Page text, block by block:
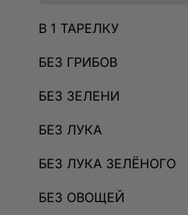
В 1 ТАРЕЛКУ
БЕЗ ГРИБОВ
БЕЗ ЗЕЛЕНИ
БЕЗ ЛУКА
БЕЗ ЛУКА ЗЕЛЁНОГО
БЕЗ ОВОЩЕЙ